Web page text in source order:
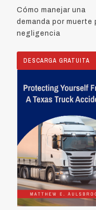
Cómo manejar una
demanda por muerte
negligencia
DESCARGA GRATUITA